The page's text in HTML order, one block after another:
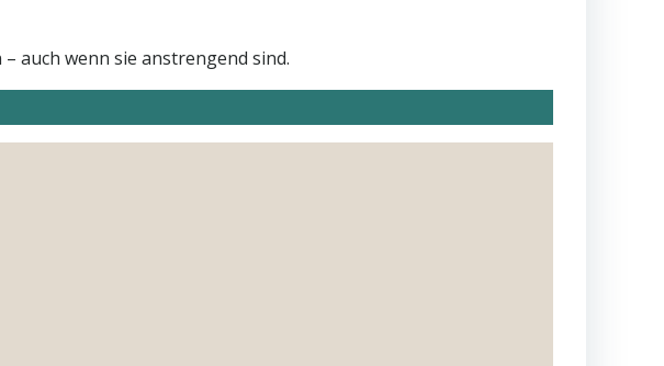
auch wenn sie anstrengend sind.